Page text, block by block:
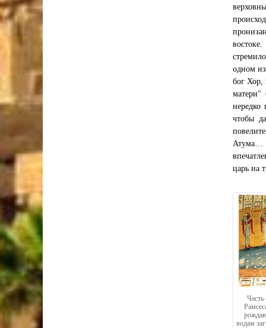
одном
бог Хор,
матери"
нередко
чтобы
Атума…
царь на
водам